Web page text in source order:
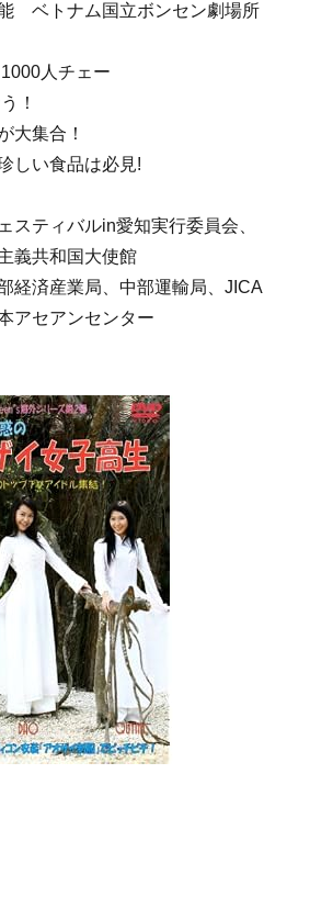
ベトナム国立ボンセン劇場所
人チェー
！
大集合！
しい食品は必見!
スティバルin愛知実行委員会、
義共和国大使館
経済産業局、中部運輸局、JICA
アセアンセンター